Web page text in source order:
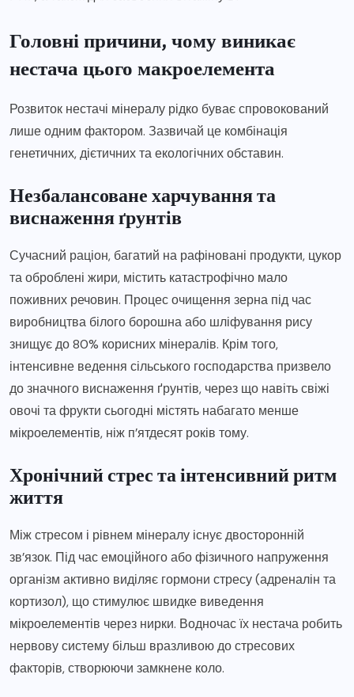
Головні причини, чому виникає
нестача цього макроелемента
Розвиток нестачі мінералу рідко буває спровокований
лише одним фактором. Зазвичай це комбінація
генетичних, дієтичних та екологічних обставин.
Незбалансоване харчування та
виснаження ґрунтів
Сучасний раціон, багатий на рафіновані продукти, цукор
та оброблені жири, містить катастрофічно мало
поживних речовин. Процес очищення зерна під час
виробництва білого борошна або шліфування рису
знищує до 80% корисних мінералів. Крім того,
інтенсивне ведення сільського господарства призвело
до значного виснаження ґрунтів, через що навіть свіжі
овочі та фрукти сьогодні містять набагато менше
мікроелементів, ніж п’ятдесят років тому.
Хронічний стрес та інтенсивний ритм
життя
Між стресом і рівнем мінералу існує двосторонній
зв’язок. Під час емоційного або фізичного напруження
організм активно виділяє гормони стресу (адреналін та
кортизол), що стимулює швидке виведення
мікроелементів через нирки. Водночас їх нестача робить
нервову систему більш вразливою до стресових
факторів, створюючи замкнене коло.